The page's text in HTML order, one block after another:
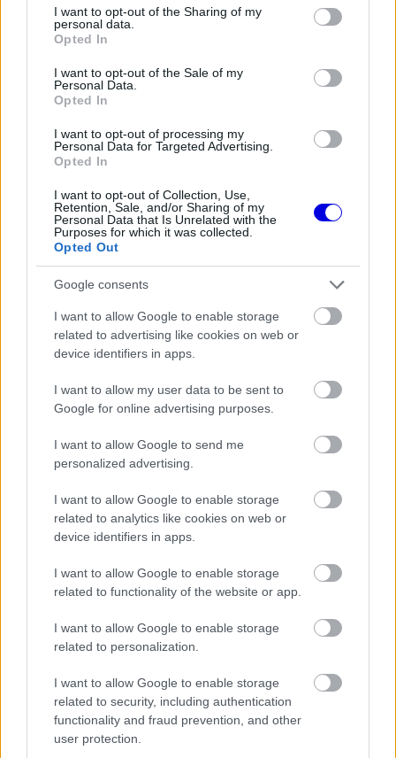
not limited to your visit or usage behaviour. You may click to
grant or deny consent to Google and its third-party tags to
use your data for below specified purposes in below Google
consent section.
I want to opt-out of the Sharing of my
personal data.
Opted In
I want to opt-out of the Sale of my
Personal Data.
Opted In
I want to opt-out of processing my
Personal Data for Targeted Advertising.
Opted In
I want to opt-out of Collection, Use,
Retention, Sale, and/or Sharing of my
Personal Data that Is Unrelated with the
Purposes for which it was collected.
Opted Out
Google consents
I want to allow Google to enable storage
related to advertising like cookies on web or
device identifiers in apps.
I want to allow my user data to be sent to
Google for online advertising purposes.
I want to allow Google to send me
personalized advertising.
I want to allow Google to enable storage
related to analytics like cookies on web or
device identifiers in apps.
I want to allow Google to enable storage
related to functionality of the website or app.
I want to allow Google to enable storage
related to personalization.
I want to allow Google to enable storage
related to security, including authentication
functionality and fraud prevention, and other
user protection.
is
loading.
modal
window.
Ennek köszönhetően Monaco már gyermekkorától
kezdve ismerős közeg lehetett számára, ezért a
hercegség különleges helyet foglalhat el az
életében. A Forma–1 egyik legikonikusabb
helyszíne évtizedek óta a sportág csillogásának
és exkluzivitásának szimbóluma, Kelly Piquet
pedig tökéletesen illeszkedik ebbe a környezetbe.
Reagált az Audi a Sainz és Piastri
leigazolásáról szóló hírekre
FORMA-1
Christian Horner érkezéséről
FORMA-1
nem maradhatott a korábbi
Ferrari-pilótapáros